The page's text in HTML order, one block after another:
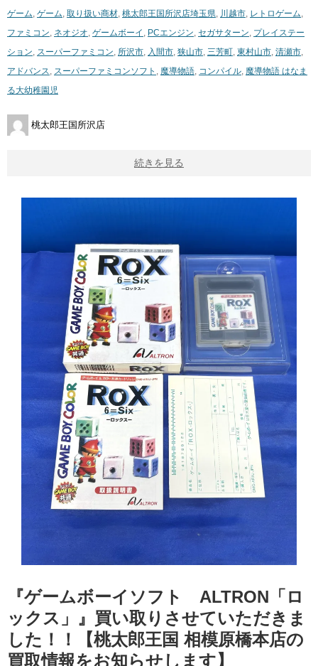
ゲーム ゲーム 取り扱い商材 桃太郎王国所沢店埼玉県 川越市 レトロゲーム
ファミコン ネオジオ ゲームボーイ PCエンジン セガサターン プレイステー
ション
スーパーファミコン 所沢市 入間市 狭山市 三芳町 東村山市 清瀬市
アドバンス
スーパーファミコンソフト 魔導物語 コンパイル 魔導物語 ​はなま
る大幼稚園児
桃太郎王国所沢店
続きを見る
『ゲームボーイソフト ALTRON「​ロ
ックス」』買い取りさせていただきま
した！！【桃太郎王国 相模原橋本店の
買取情報をお知らせします】